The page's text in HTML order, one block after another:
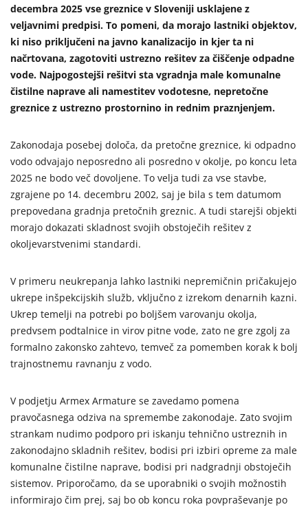
decembra 2025 vse greznice v Sloveniji usklajene z
veljavnimi predpisi. To pomeni, da morajo lastniki objektov,
ki niso priključeni na javno kanalizacijo in kjer ta ni
načrtovana, zagotoviti ustrezno rešitev za čiščenje odpadne
vode. Najpogostejši rešitvi sta vgradnja male komunalne
čistilne naprave ali namestitev vodotesne, nepretočne
greznice z ustrezno prostornino in rednim praznjenjem.
Zakonodaja posebej določa, da pretočne greznice, ki odpadno
vodo odvajajo neposredno ali posredno v okolje, po koncu leta
2025 ne bodo več dovoljene. To velja tudi za vse stavbe,
zgrajene po 14. decembru 2002, saj je bila s tem datumom
prepovedana gradnja pretočnih greznic. A tudi starejši objekti
morajo dokazati skladnost svojih obstoječih rešitev z
okoljevarstvenimi standardi.
V primeru neukrepanja lahko lastniki nepremičnin pričakujejo
ukrepe inšpekcijskih služb, vključno z izrekom denarnih kazni.
Ukrep temelji na potrebi po boljšem varovanju okolja,
predvsem podtalnice in virov pitne vode, zato ne gre zgolj za
formalno zakonsko zahtevo, temveč za pomemben korak k bolj
trajnostnemu ravnanju z vodo.
V podjetju Armex Armature se zavedamo pomena
pravočasnega odziva na spremembe zakonodaje. Zato svojim
strankam nudimo podporo pri iskanju tehnično ustreznih in
zakonodajno skladnih rešitev, bodisi pri izbiri opreme za male
komunalne čistilne naprave, bodisi pri nadgradnji obstoječih
sistemov. Priporočamo, da se uporabniki o svojih možnostih
informirajo čim prej, saj bo ob koncu roka povpraševanje po